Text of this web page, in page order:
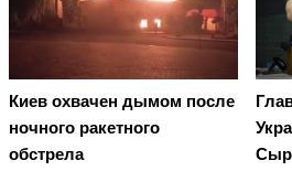
Киев охвачен дымом после
ночного ракетного
обстрела